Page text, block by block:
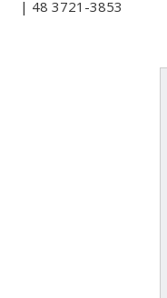
| 48 3721-3853